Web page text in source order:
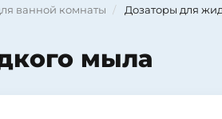
ванной комнаты Дозаторы для
мыла